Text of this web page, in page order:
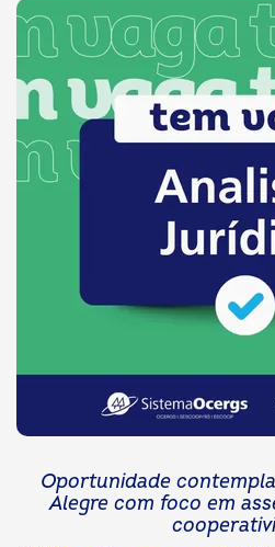
Oportunidade
Alegre com foco em